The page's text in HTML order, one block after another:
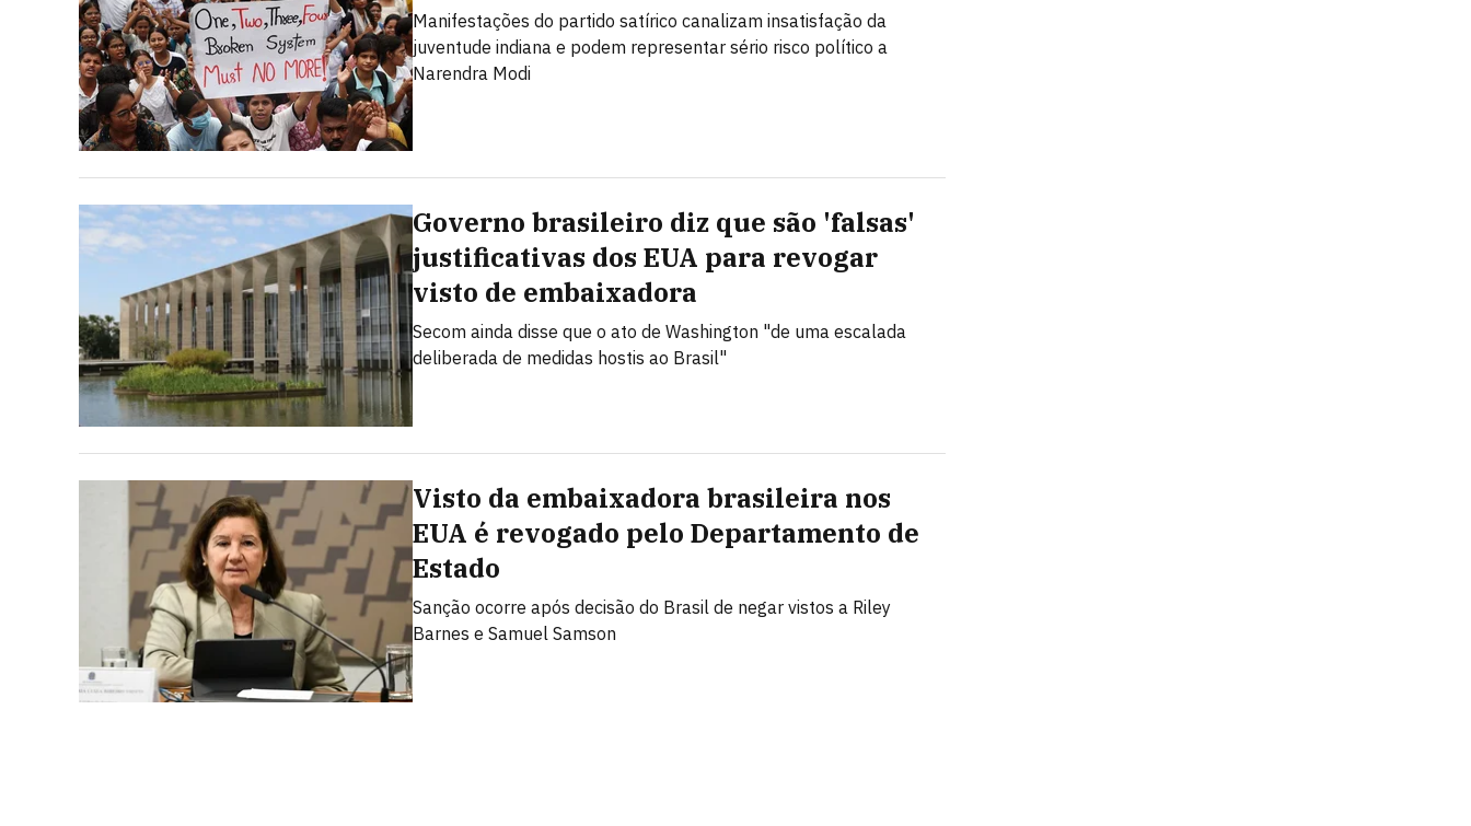
Manifestações do partido satírico canalizam insatisfação da
juventude indiana e podem representar sério risco político a
Narendra Modi
Governo brasileiro diz que são 'falsas'
justificativas dos EUA para revogar
visto de embaixadora
Secom ainda disse que o ato de Washington "de uma escalada
deliberada de medidas hostis ao Brasil"
Visto da embaixadora brasileira nos
EUA é revogado pelo Departamento de
Estado
Sanção ocorre após decisão do Brasil de negar vistos a Riley
Barnes e Samuel Samson